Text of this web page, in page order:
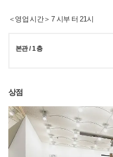
＜영업 시간＞ 7 시부 터 21시
본관 / 1 층
상점